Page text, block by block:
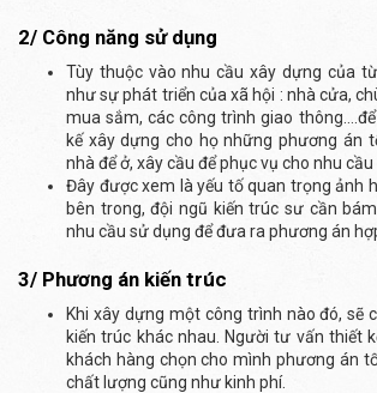
2/ Công năng sử dụng
Tùy thuộc vào nhu cầu xây dựng của
như sự phát triển của xã hội : nhà cửa,
mua sắm, các công trình giao
kế xây dựng cho họ những phương án
nhà để ở, xây cầu để phục vụ cho nhu cầu
Đây được xem là yếu tố quan trọng ảnh
bên trong, đội ngũ kiến trúc sư cần
nhu cầu sử dụng để đưa ra phương án
3/ Phương án kiến trúc
Khi xây dựng một công trình nào đó, sẽ
kiến trúc khác nhau. Người tư vấn thiết
khách hàng chọn cho mình phương án
chất lượng cũng như kinh phí.